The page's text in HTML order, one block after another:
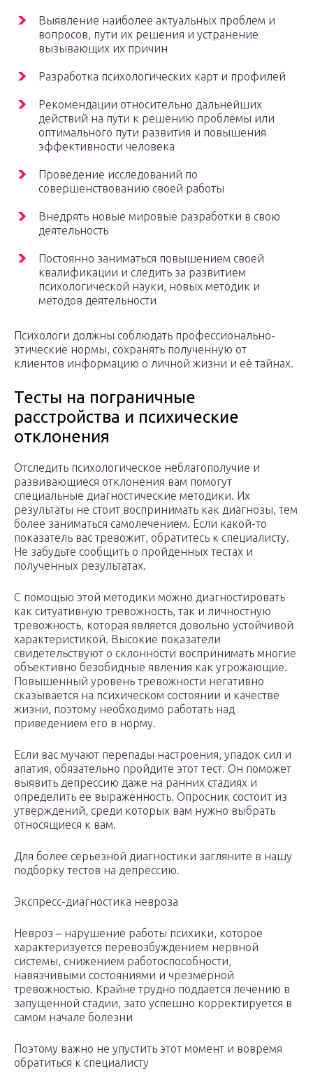
Выявление наиболее актуальных проблем и
вопросов, пути их решения и устранение
вызывающих их причин
Разработка психологических карт и профилей
Рекомендации относительно дальнейших
действий на пути к решению проблемы или
оптимального пути развития и повышения
эффективности человека
Проведение исследований по
совершенствованию своей работы
Внедрять новые мировые разработки в свою
деятельность
Постоянно заниматься повышением своей
квалификации и следить за развитием
психологической науки, новых методик и
методов деятельности
Психологи должны соблюдать профессионально-
этические нормы, сохранять полученную от
клиентов информацию о личной жизни и её тайнах.
Тесты на пограничные
расстройства и психические
отклонения
Отследить психологическое неблагополучие и
развивающиеся отклонения вам помогут
специальные диагностические методики. Их
результаты не стоит воспринимать как диагнозы, тем
более заниматься самолечением. Если какой-то
показатель вас тревожит, обратитесь к специалисту.
Не забудьте сообщить о пройденных тестах и
полученных результатах.
С помощью этой методики можно диагностировать
как ситуативную тревожность, так и личностную
тревожность, которая является довольно устойчивой
характеристикой. Высокие показатели
свидетельствуют о склонности воспринимать многие
объективно безобидные явления как угрожающие.
Повышенный уровень тревожности негативно
сказывается на психическом состоянии и качестве
жизни, поэтому необходимо работать над
приведением его в норму.
Если вас мучают перепады настроения, упадок сил и
апатия, обязательно пройдите этот тест. Он поможет
выявить депрессию даже на ранних стадиях и
определить ее выраженность. Опросник состоит из
утверждений, среди которых вам нужно выбрать
относящиеся к вам.
Для более серьезной диагностики загляните в нашу
подборку тестов на депрессию.
Экспресс-диагностика невроза
Невроз – нарушение работы психики, которое
характеризуется перевозбуждением нервной
системы, снижением работоспособности,
навязчивыми состояниями и чрезмерной
тревожностью. Крайне трудно поддается лечению в
запущенной стадии, зато успешно корректируется в
самом начале болезни
Поэтому важно не упустить этот момент и вовремя
обратиться к специалисту